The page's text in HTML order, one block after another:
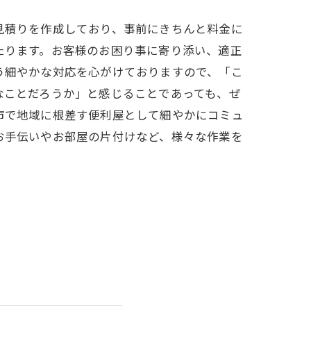
りを作成しており、事前にきちんと料金に
ます。お客様のお困り事に寄り添い、適正
やかな対応を心がけておりますので、「こ
とだろうか」と感じることであっても、ぜ
地域に根差す便利屋として細やかにコミュ
伝いやお部屋の片付けなど、様々な作業を